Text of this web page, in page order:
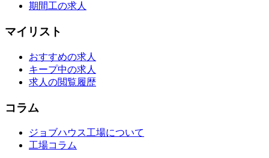
期間工の求人
マイリスト
おすすめの求人
キープ中の求人
求人の閲覧履歴
コラム
ジョブハウス工場について
工場コラム